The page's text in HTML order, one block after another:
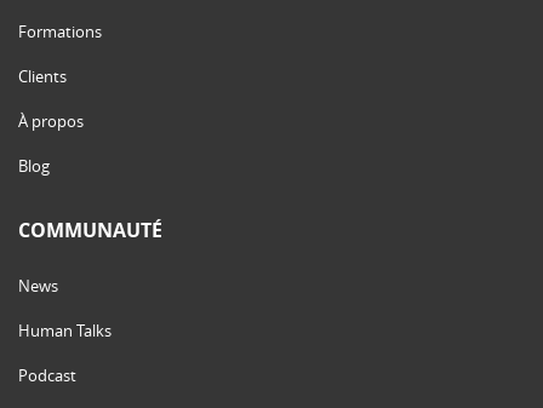
Formations
Clients
À propos
Blog
COMMUNAUTÉ
News
Human Talks
Podcast